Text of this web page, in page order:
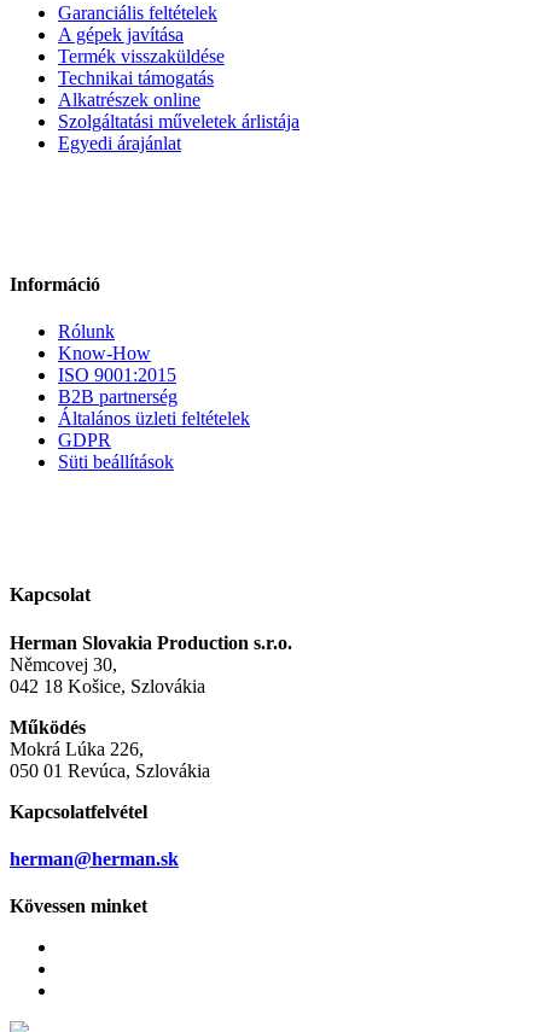
Garanciális feltételek
A gépek javítása
Termék visszaküldése
Technikai támogatás
Alkatrészek online
Szolgáltatási műveletek árlistája
Egyedi árajánlat
Információ
Rólunk
Know-How
ISO 9001:2015
B2B partnerség
Általános üzleti feltételek
GDPR
Süti beállítások
Kapcsolat
Herman Slovakia Production s.r.o.
Němcovej 30,
042 18 Košice, Szlovákia
Működés
Mokrá Lúka 226,
050 01 Revúca, Szlovákia
Kapcsolatfelvétel
herman@herman.sk
Kövessen minket